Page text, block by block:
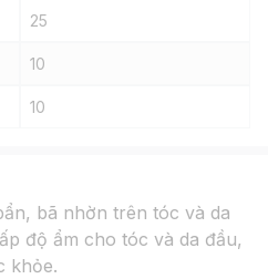
bã nhờn trên tóc và da
độ ẩm cho tóc và da đầu,
khỏe.
25
10
10